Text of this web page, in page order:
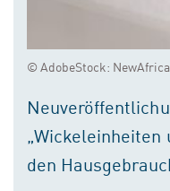
© AdobeStock: NewAfrica
den